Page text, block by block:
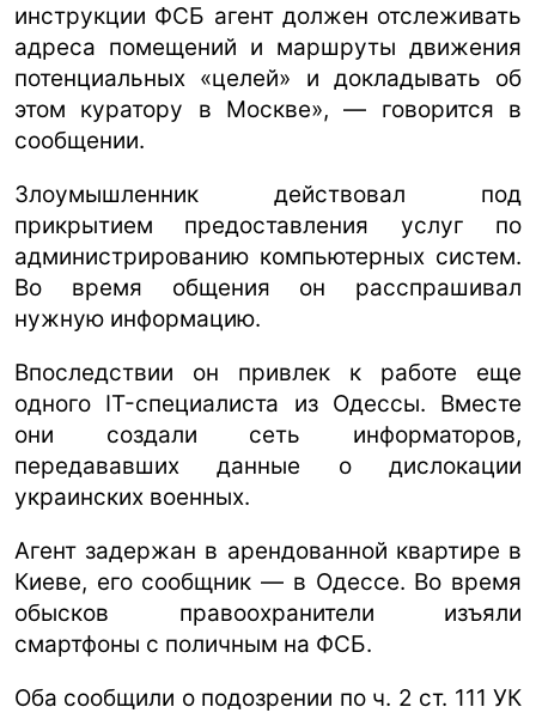
инструкции ФСБ агент должен отслеживать
адреса помещений и маршруты движения
потенциальных «целей» и докладывать об
этом куратору в Москве», — говорится в
сообщении.
Злоумышленник действовал под
прикрытием предоставления услуг по
администрированию компьютерных систем.
Во время общения он расспрашивал
нужную информацию.
Впоследствии он привлек к работе еще
одного IT-специалиста из Одессы. Вместе
они создали сеть информаторов,
передававших данные о дислокации
украинских военных.
Агент задержан в арендованной квартире в
Киеве, его сообщник — в Одессе. Во время
обысков правоохранители изъяли
смартфоны с поличным на ФСБ.
Оба сообщили о подозрении по ч. 2 ст. 111 УК